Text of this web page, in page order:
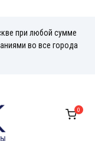
при любой сумме
во все города
0